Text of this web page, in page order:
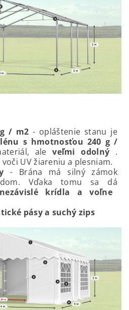
/ m2 - opláštenie stanu je
s hmotnosťou 240 g /
aleveľmi odolný .
UV žiareniu a plesniam.
- Brána má silný zámok
Vďaka tomu sa dá
krídla a voľne
pásy a suchý zips